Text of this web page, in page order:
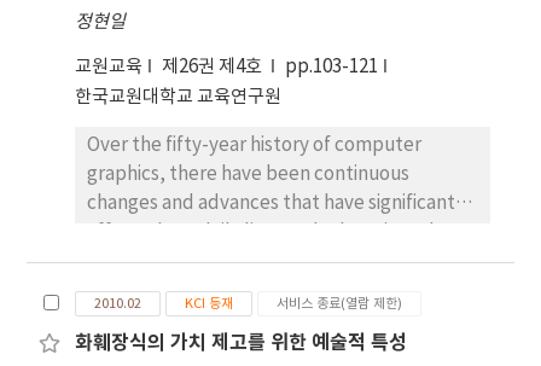
동에 영향을 주고받게 된다. 특히, 초기에는 큐비즘과
베르 들로네, 프란티젝 쿠프카, 마르셀 뒤샹 등에게
영향을 끼친 흔적이 보인다. 또한 러시아 구성주의와
다다이즘, 쉬르리얼리즘은 물론 앵포르멜, 공간주의,
그리고 환경예술 등에 이르기까지 퓨처리즘의 조형이
념과 표현형식의 흔적이 엿보여 퓨처리즘의 영향이
광범위하고 연속적이었음이 시사하고 있다. 이에 본
지 표현형식에 대한 검토를 실시해 가도록 하겠다.
형분야를 대상으로 하고 있으며, 표현영역 또한 광범
헌에 대한 고찰을 실시하였다. 그 결과 케페슈의 조형
이론과 표현체계는 주로, 조형의 시각적 요소와 이들
석과 이를 토대로 한 조형요소의 조직적 종합화론 등
을 기반으로 하고 있음이 확인되었다. 조형의 시각적
요소와 심적 요소의 상호관계에 대한 내용에서는, 비
석과 활용이 강조되었다. 이러한 케페슈의 생각은 조
형요소의 조직적 종합화론에서 가시화되는데, 그는
정현일
교원교육 제26권 제4호
pp.103-121
한국교원대학교 교육연구원
Over the fifty-year history of computer
graphics, there have been continuous
changes and advances that have significantly
field of art and design education has been
especially influenced by computer
technologies
2010.02 KCI 등재 서비스 종료(열람 제한)
화훼장식의 가치 제고를 위한 예술적 특성